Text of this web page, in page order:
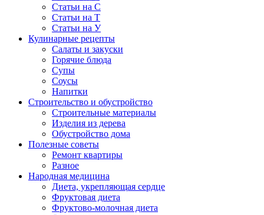
Статьи на С
Статьи на Т
Статьи на У
Кулинарные рецепты
Салаты и закуски
Горячие блюда
Супы
Соусы
Напитки
Строительство и обустройство
Строительные материалы
Изделия из дерева
Обустройство дома
Полезные советы
Ремонт квартиры
Разное
Народная медицина
Диета, укрепляющая сердце
Фруктовая диета
Фруктово-молочная диета